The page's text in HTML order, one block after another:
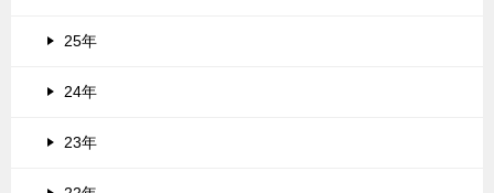
25年
24年
23年